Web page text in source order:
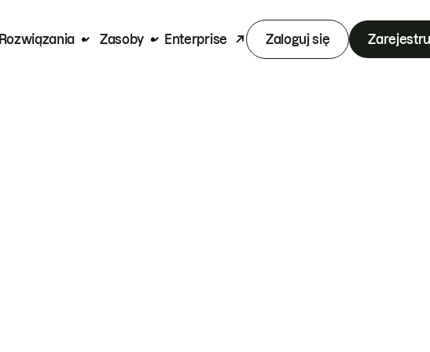
Rozwiązania Zasoby Enterprise Zaloguj się